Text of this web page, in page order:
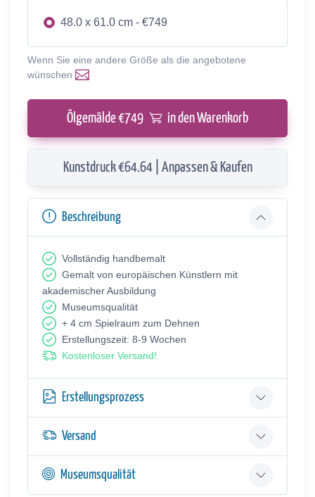
48.0 x 61.0 cm - €749
Wenn Sie eine andere Größe als die angebotene
wünschen
Ölgemälde €749 in den Warenkorb
Kunstdruck €64.64 | Anpassen & Kaufen
Beschreibung
Vollständig handbemalt
Gemalt von europäischen Künstlern mit
akademischer Ausbildung
Museumsqualität
+ 4 cm Spielraum zum Dehnen
Erstellungszeit: 8-9 Wochen
Kostenloser Versand!
Erstellungsprozess
Versand
Museumsqualität